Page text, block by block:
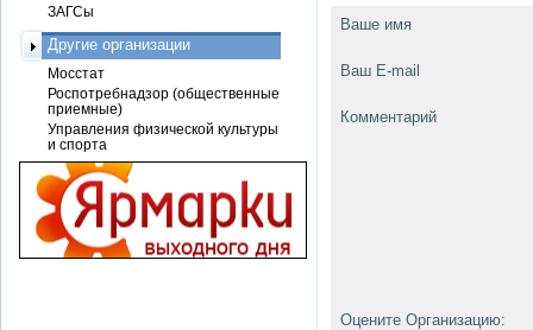
Ваше имя
Ваш E-mail
Комментарий
Оцените Организацию:
ЗАГСы
Другие организации
Мосстат
Роспотребнадзор (общественные
приемные)
Управления физической культуры
и спорта